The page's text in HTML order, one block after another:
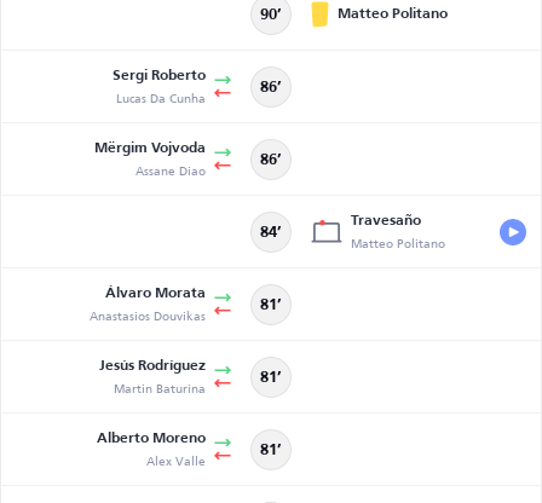
90’ Matteo Politano
Sergi Roberto
Lucas Da Cunha 86’
Mërgim Vojvoda
Assane Diao 86’
84’
Travesaño
Matteo Politano
Álvaro Morata
Anastasios Douvikas 81’
Jesús Rodríguez
Martin Baturina 81’
Alberto Moreno
Alex Valle 81’